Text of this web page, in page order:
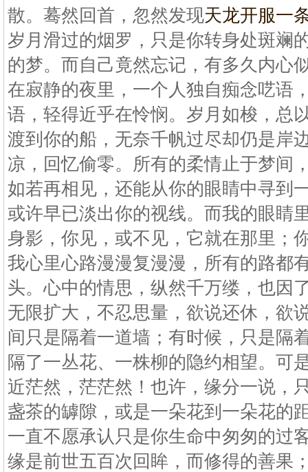
散。蓦然回首，忽然发现天龙开服一
岁月滑过的烟罗，只是你转身处斑斓
的梦。而自己竟然忘记，有多久内心
在寂静的夜里，一个人独自痴念呓语
语，轻得近乎在怜悯。岁月如梭，总
渡到你的船，无奈千帆过尽却仍是岸
凉，回忆偷零。所有的柔情止于梦间
如若再相见，还能从你的眼睛中寻到
或许早已淡出你的视线。而我的眼睛
身影，你见，或不见，它就在那里；
我心里心路漫漫复漫漫，所有的路都
头。心中的情思，纵然千万缕，也因
无限扩大，不忍思量，欲说还休，欲
间只是隔着一道墙；有时候，只是隔
隔了一丛花、一株柳的隐约相望。可
近茫然，茫茫然！也许，缘分一说，
盏茶的罅隙，或是一朵花到一朵花的
一直不愿承认只是你生命中匆匆的过
缘是前世五百次回眸，而修得的善果